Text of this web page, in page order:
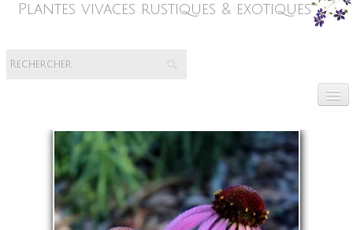
Plantes vivaces rustiques & exotiques
La pépinière
Boutique ▼
Événements▼